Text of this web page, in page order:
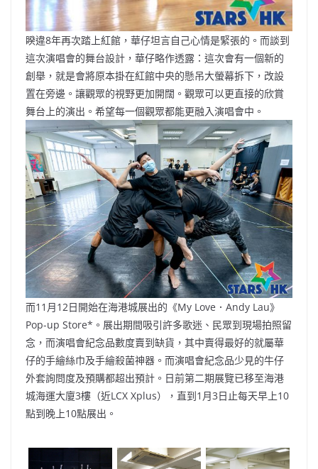
睽違8年再次踏上紅館，華仔坦言自己心情是緊張的。而談到
這次演唱會的舞台設計，華仔略作透露：這次會有一個新的
創舉，就是會將原本掛在紅館中央的懸吊大螢幕拆下，改設
置在旁邊。讓觀眾的視野更加開闊。觀眾可以更直接的欣賞
舞台上的演出。希望每一個觀眾都能更融入演唱會中。
而11月12日開始在海港城展出的《My Love．Andy Lau》
Pop-up Store*。展出期間吸引許多歌迷、民眾到現場拍照留
念，而演唱會紀念品數度賣到缺貨，其中賣得最好的就屬華
仔的手繪絲巾及手繪殺菌神器。而演唱會紀念品少見的牛仔
外套詢問度及預購都超出預計。日前第二期展覽已移至海港
城海運大廈3樓（近LCX Xplus），直到1月3日止每天早上10
點到晚上10點展出。